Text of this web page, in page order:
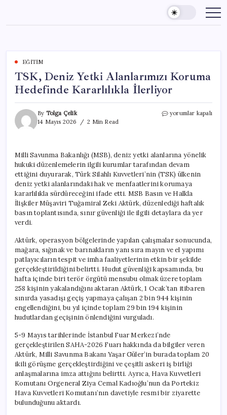
content
EĞITIM
TSK, Deniz Yetki Alanlarımızı Koruma
Hedefinde Kararlılıkla İlerliyor
By Tolga Çelik
14 Mayıs 2026
2 Min Read
TSK,
Hedefinde
Kararlılıkla
İlerliyor
için
yorumlar kapalı
Milli Savunma Bakanlığı (MSB), deniz yetki alanlarına yönelik
hukuki düzenlemelerin ilgili kurumlar tarafından devam
ettiğini duyurarak, Türk Silahlı Kuvvetleri’nin (TSK) ülkenin
deniz yetki alanlarındaki hak ve menfaatlerini korumaya
kararlılıkla sürdüreceğini ifade etti. MSB Basın ve Halkla
İlişkiler Müşaviri Tuğamiral Zeki Aktürk, düzenlediği haftalık
basın toplantısında, sınır güvenliği ile ilgili detaylara da yer
verdi.
Aktürk, operasyon bölgelerinde yapılan çalışmalar sonucunda,
mağara, sığınak ve barınakların yanı sıra mayın ve el yapımı
patlayıcıların tespit ve imha faaliyetlerinin etkin bir şekilde
gerçekleştirildiğini belirtti. Hudut güvenliği kapsamında, bu
hafta içinde biri terör örgütü mensubu olmak üzere toplam
258 kişinin yakalandığını aktaran Aktürk, 1 Ocak’tan itibaren
sınırda yasadışı geçiş yapmaya çalışan 2 bin 944 kişinin
engellendiğini, bu yıl içinde toplam 29 bin 194 kişinin
hudutlardan geçişinin önlendiğini vurguladı.
5-9 Mayıs tarihlerinde İstanbul Fuar Merkezi’nde
gerçekleştirilen SAHA-2026 Fuarı hakkında da bilgiler veren
Aktürk, Milli Savunma Bakanı Yaşar Güler’in burada toplam 20
ikili görüşme gerçekleştirdiğini ve çeşitli askeri iş birliği
anlaşmalarına imza attığını belirtti. Ayrıca, Hava Kuvvetleri
Komutanı Orgeneral Ziya Cemal Kadıoğlu’nun da Portekiz
Hava Kuvvetleri Komutanı’nın davetiyle resmi bir ziyarette
bulunduğunu aktardı.